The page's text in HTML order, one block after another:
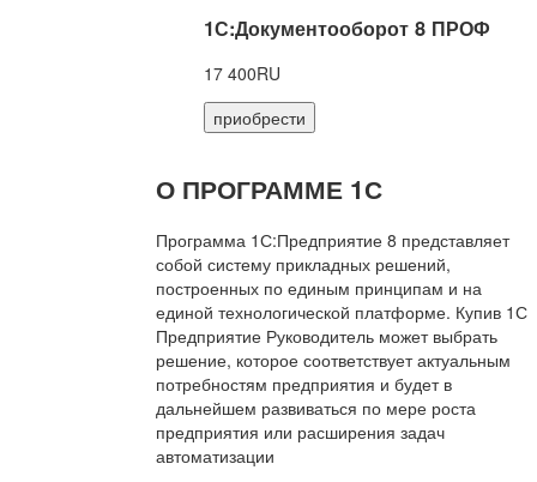
1С:Документооборот 8 ПРОФ
17 400RU
приобрести
О ПРОГРАММЕ 1С
Программа 1С:Предприятие 8 представляет
собой систему прикладных решений,
построенных по единым принципам и на
единой технологической платформе. Купив 1С
Предприятие Руководитель может выбрать
решение, которое соответствует актуальным
потребностям предприятия и будет в
дальнейшем развиваться по мере роста
предприятия или расширения задач
автоматизации